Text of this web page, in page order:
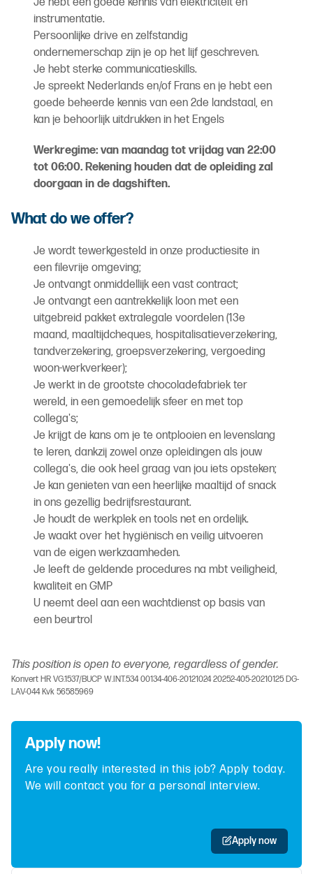
instrumentatie.
Persoonlijke drive en zelfstandig
ondernemerschap zijn je op het lijf geschreven.
Je hebt sterke communicatieskills.
Je spreekt Nederlands en/of Frans en je hebt een
goede beheerde kennis van een 2de landstaal, en
kan je behoorlijk uitdrukken in het Engels
Werkregime: van maandag tot vrijdag van 22:00
tot 06:00. Rekening houden dat de opleiding zal
doorgaan in de dagshiften.
What do we offer?
Je wordt tewerkgesteld in onze productiesite in
een filevrije omgeving;
Je ontvangt onmiddellijk een vast contract;
Je ontvangt een aantrekkelijk loon met een
uitgebreid pakket extralegale voordelen (13e
maand, maaltijdcheques, hospitalisatieverzekering,
tandverzekering, groepsverzekering, vergoeding
woon-werkverkeer);
Je werkt in de grootste chocoladefabriek ter
wereld, in een gemoedelijk sfeer en met top
collega's;
Je krijgt de kans om je te ontplooien en levenslang
te leren, dankzij zowel onze opleidingen als jouw
collega's, die ook heel graag van jou iets opsteken;
Je kan genieten van een heerlijke maaltijd of snack
in ons gezellig bedrijfsrestaurant.
Je houdt de werkplek en tools net en ordelijk.
Je waakt over het hygiënisch en veilig uitvoeren
van de eigen werkzaamheden.
Je leeft de geldende procedures na mbt veiligheid,
kwaliteit en GMP
U neemt deel aan een wachtdienst op basis van
een beurtrol
This position is open to everyone, regardless of gender.
Konvert HR VG.1537/BUCP W.INT.534 00134-406-20121024 20252-405-20210125 DG-
LAV-044 Kvk 56585969
Apply now!
Are you really interested in this job? Apply today.
We will contact you for a personal interview.
Apply now